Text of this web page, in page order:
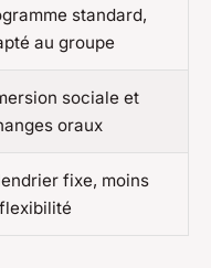
standard,
au groupe
sociale et
oraux
fixe, moins